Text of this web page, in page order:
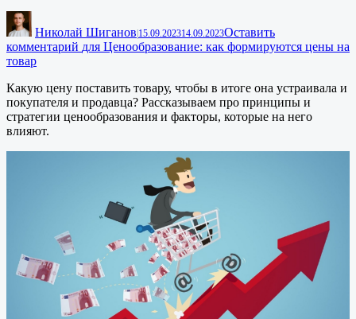
Николай Шиганов 15.09.202314.09.2023Оставить
комментарий для Ценообразование: как формируются цены на
товар
Какую цену поставить товару, чтобы в итоге она устраивала и
покупателя и продавца? Рассказываем про принципы и
стратегии ценообразования и факторы, которые на него
влияют.